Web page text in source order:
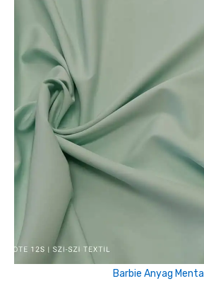
Barbie Anyag Menta